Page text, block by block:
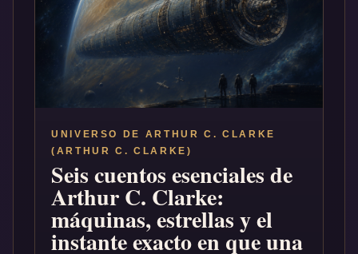
UNIVERSO DE ARTHUR C. CLARKE
(ARTHUR C. CLARKE)
Seis cuentos esenciales de
Arthur C. Clarke:
máquinas, estrellas y el
instante exacto en que una